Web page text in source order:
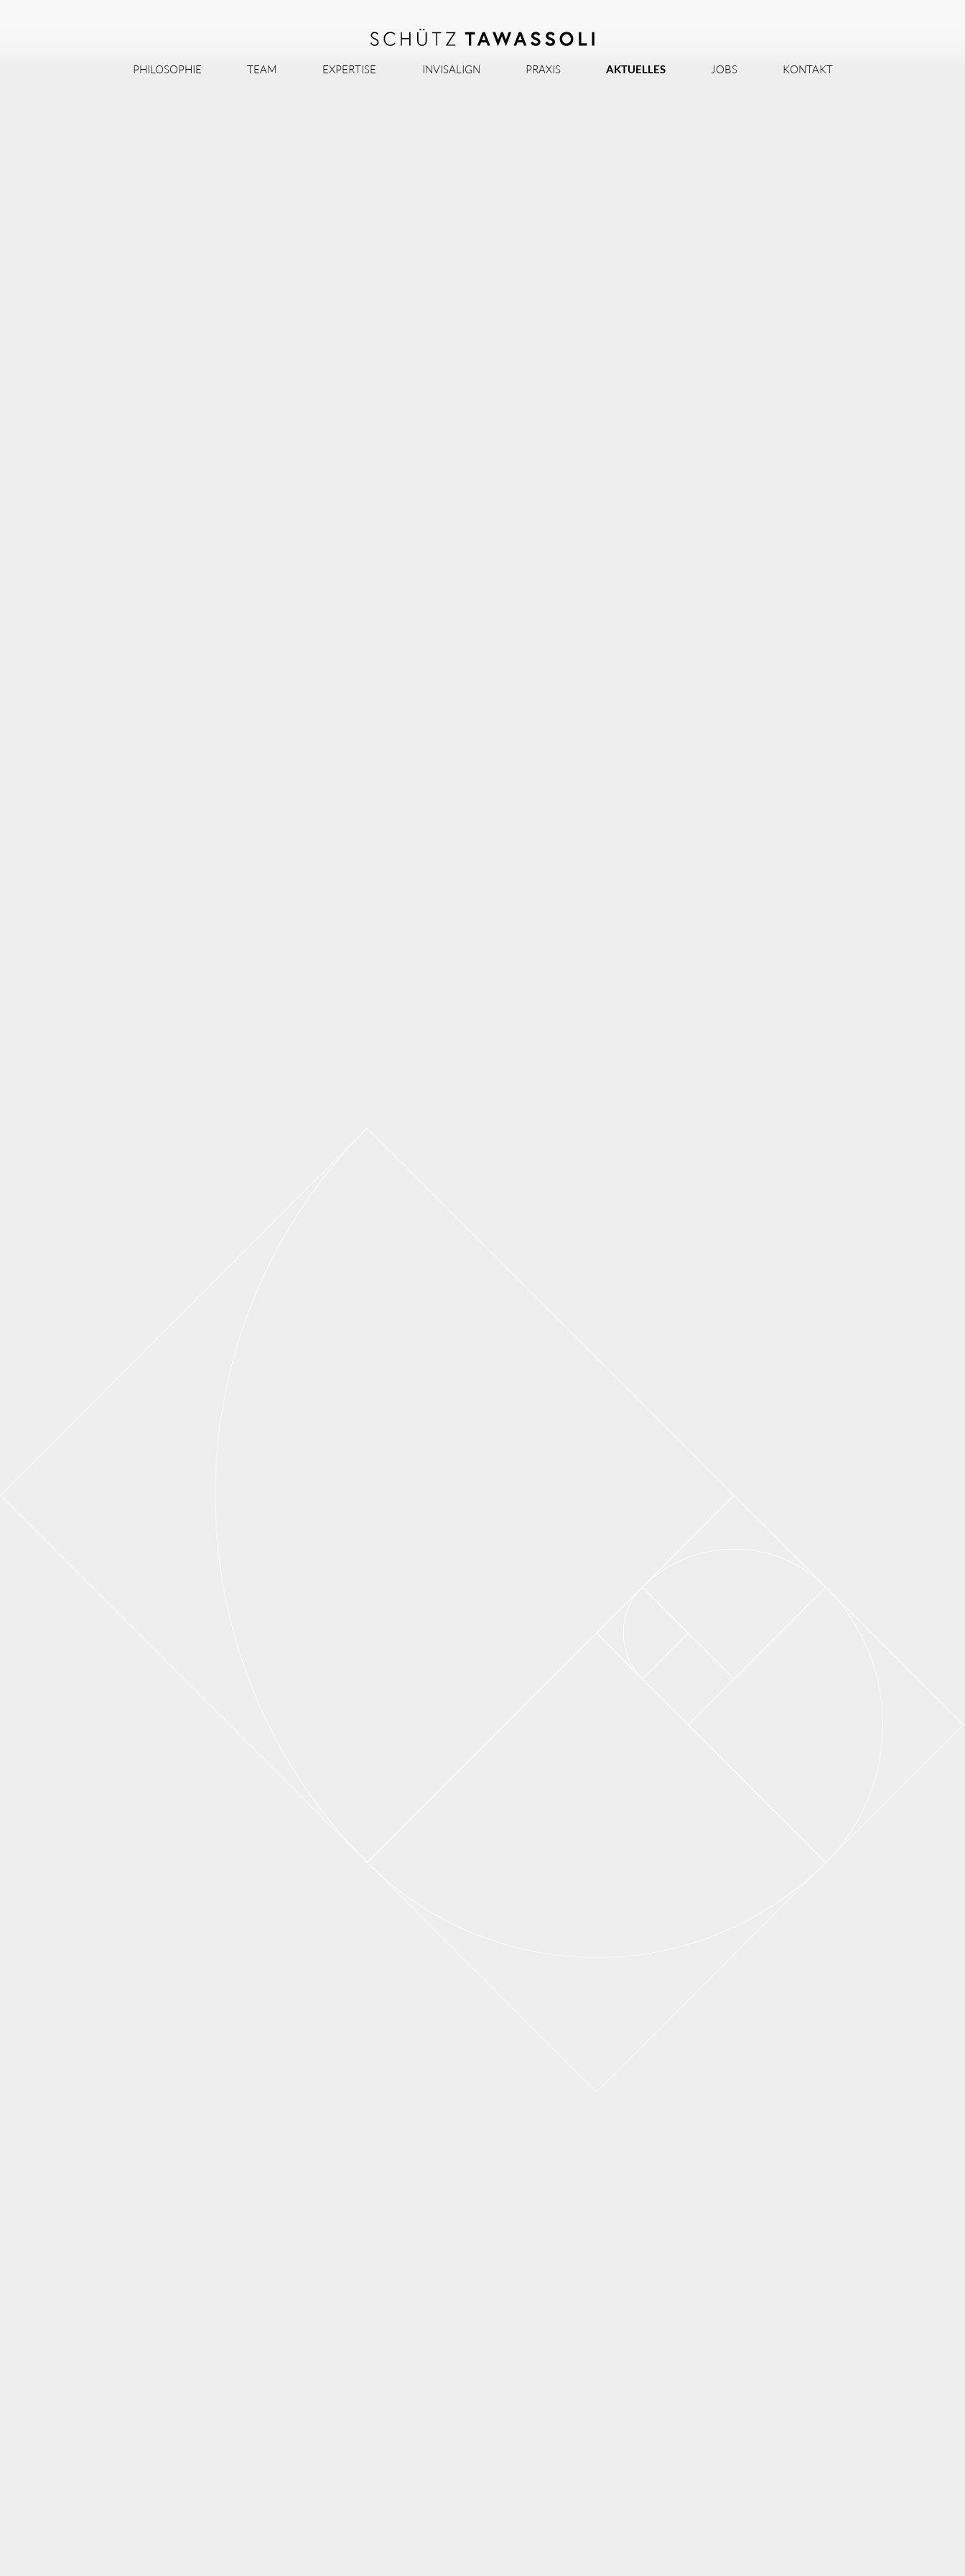
PHILOSOPHIE TEAM EXPERTISE INVISALIGN PRAXIS AKTUELLES JOBS KONTAKT